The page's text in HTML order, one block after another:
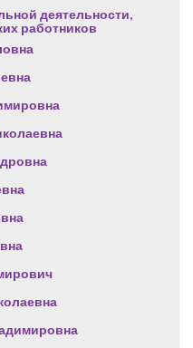
деятельности,
работников